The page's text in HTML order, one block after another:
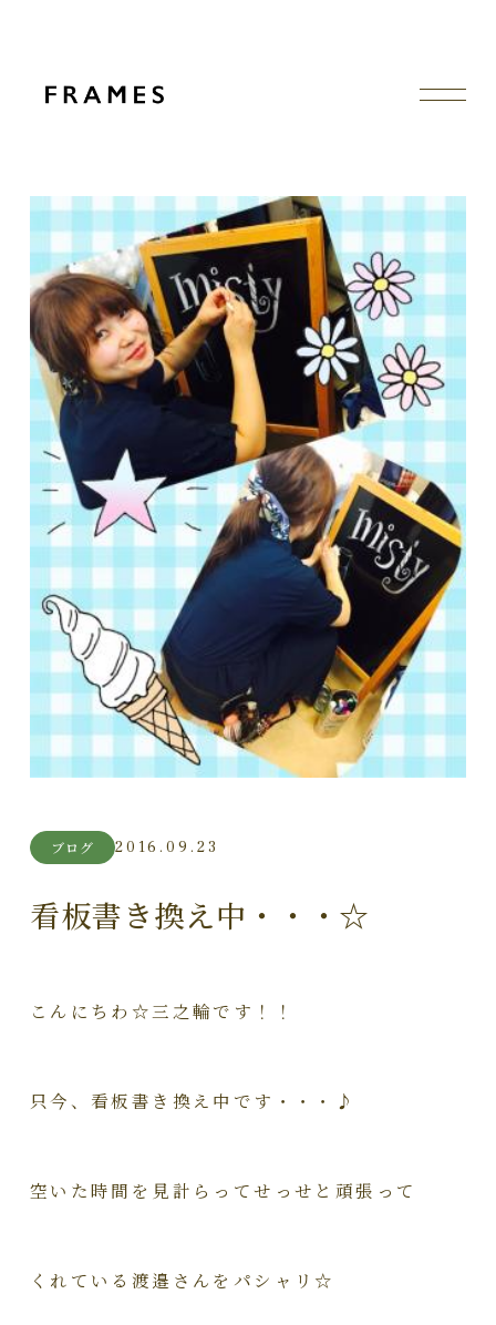
ブログ 2016.09.23
看板書き換え中・・・☆
こんにちわ☆三之輪です！！
只今、看板書き換え中です・・・♪
空いた時間を見計らってせっせと頑張って
くれている渡邉さんをパシャリ☆